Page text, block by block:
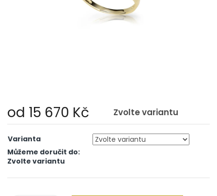
od 15 670 Kč Zvolte variantu
cena:
Varianta
Můžeme doručit do:
Zvolte variantu